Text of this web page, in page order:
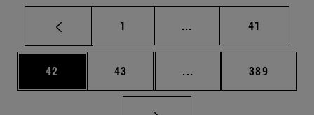
Página
1 ... Páginas intermedias
Página
41
Página
42 Página
43 ... Páginas intermedias
Página
389